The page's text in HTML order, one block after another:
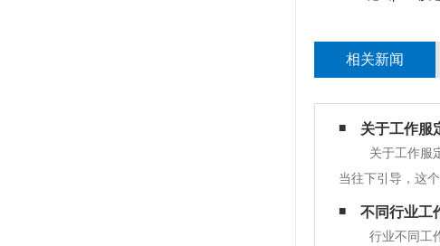
相关新闻
关于工作服
关于工作服
当往下引导，这
点： 一、工作
品，才可以进行
不同行业工
行业不同工